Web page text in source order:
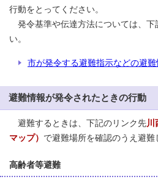
行動をとってください。
発令基準や伝達方法については、下
い。
市が発令する避難指示などの避難
避難情報が発令されたときの行動
避難するときは、下記のリンク先川
マップ） で避難場所を確認のうえ避難
高齢者等避難